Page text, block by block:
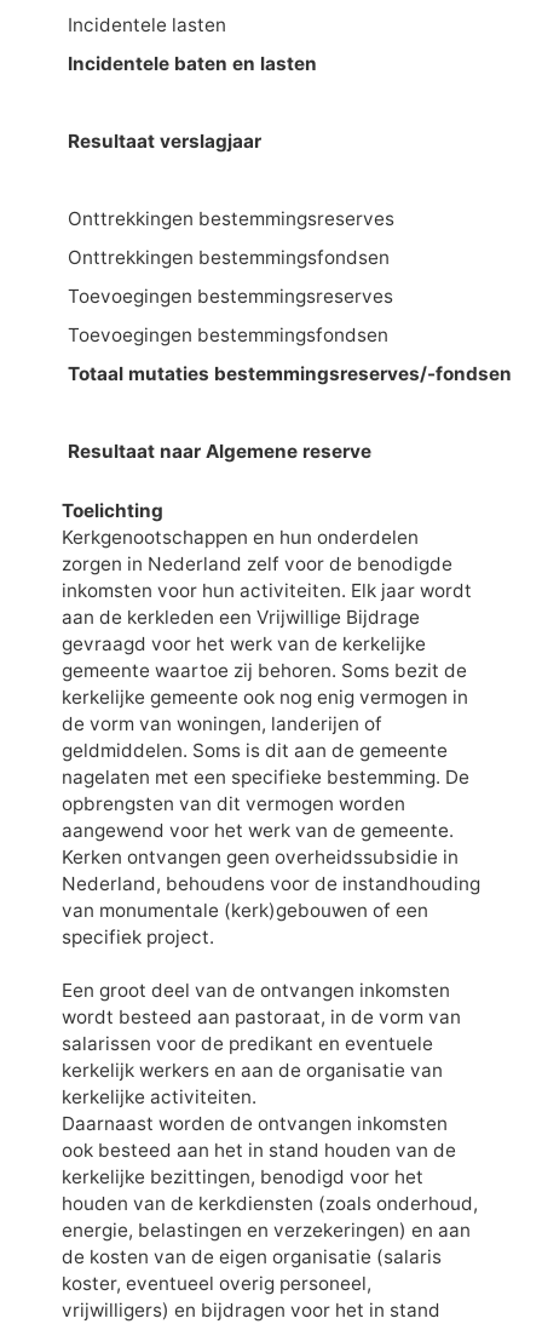
Incidentele lasten
Incidentele baten en lasten
Resultaat verslagjaar
Onttrekkingen bestemmingsreserves
Onttrekkingen bestemmingsfondsen
Toevoegingen bestemmingsreserves
Toevoegingen bestemmingsfondsen
Totaal mutaties bestemmingsreserves/-fondsen
Resultaat naar Algemene reserve
Toelichting
Kerkgenootschappen en hun onderdelen
zorgen in Nederland zelf voor de benodigde
inkomsten voor hun activiteiten. Elk jaar wordt
aan de kerkleden een Vrijwillige Bijdrage
gevraagd voor het werk van de kerkelijke
gemeente waartoe zij behoren. Soms bezit de
kerkelijke gemeente ook nog enig vermogen in
de vorm van woningen, landerijen of
geldmiddelen. Soms is dit aan de gemeente
nagelaten met een specifieke bestemming. De
opbrengsten van dit vermogen worden
aangewend voor het werk van de gemeente.
Kerken ontvangen geen overheidssubsidie in
Nederland, behoudens voor de instandhouding
van monumentale (kerk)gebouwen of een
specifiek project.
Een groot deel van de ontvangen inkomsten
wordt besteed aan pastoraat, in de vorm van
salarissen voor de predikant en eventuele
kerkelijk werkers en aan de organisatie van
kerkelijke activiteiten.
Daarnaast worden de ontvangen inkomsten
ook besteed aan het in stand houden van de
kerkelijke bezittingen, benodigd voor het
houden van de kerkdiensten (zoals onderhoud,
energie, belastingen en verzekeringen) en aan
de kosten van de eigen organisatie (salaris
koster, eventueel overig personeel,
vrijwilligers) en bijdragen voor het in stand